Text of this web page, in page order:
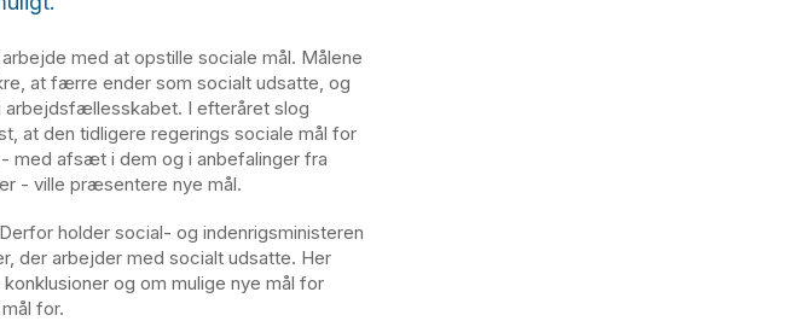
med at opstille sociale mål. Målene
at færre ender som socialt udsatte, og
I efteråret slog
at den tidligere regerings sociale mål for
med afsæt i dem og i anbefalinger fra
- ville præsentere nye mål.
holder social- og indenrigsministeren
der arbejder med socialt udsatte. Her
og om mulige nye mål for
for.